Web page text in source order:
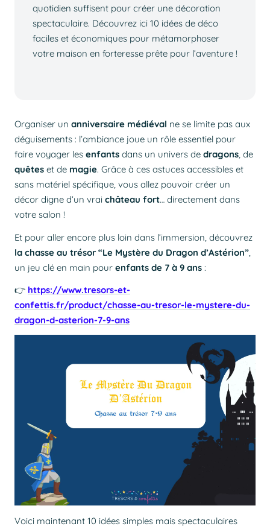
quotidien suffisent pour créer une décoration
spectaculaire. Découvrez ici 10 idées de déco
faciles et économiques pour métamorphoser
votre maison en forteresse prête pour l’aventure !
Organiser un anniversaire médiéval ne se limite pas aux
déguisements : l’ambiance joue un rôle essentiel pour
faire voyager les enfants dans un univers de dragons, de
quêtes et de magie. Grâce à ces astuces accessibles et
sans matériel spécifique, vous allez pouvoir créer un
décor digne d’un vrai château fort… directement dans
votre salon !
Et pour aller encore plus loin dans l’immersion, découvrez
la chasse au trésor “Le Mystère du Dragon d’Astérion”
un jeu clé en main pour enfants de 7 à 9 ans :
👉 https://www.tresors-et-
confettis.fr/product/chasse-au-tresor-le-mystere-du-
dragon-d-asterion-7-9-ans
Voici maintenant 10 idées simples mais spectaculaires